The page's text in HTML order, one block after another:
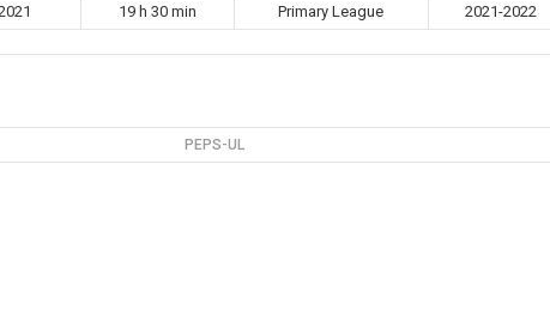
19 h 30 min Primary League 2021-2022
PEPS-UL